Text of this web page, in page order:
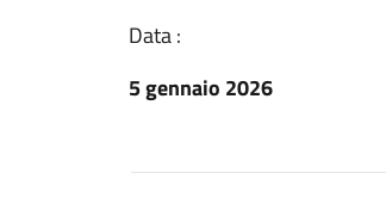
Data :
5 gennaio 2026